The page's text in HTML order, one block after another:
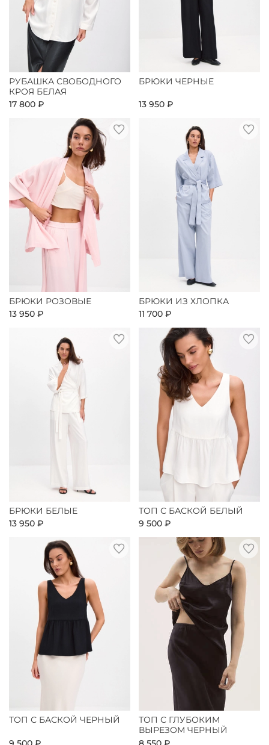
РУБАШКА СВОБОДНОГО
КРОЯ БЕЛАЯ
17 800 ₽
БРЮКИ ЧЕРНЫЕ
13 950 ₽
БРЮКИ РОЗОВЫЕ
13 950 ₽
БРЮКИ ИЗ ХЛОПКА
11 700 ₽
БРЮКИ БЕЛЫЕ
13 950 ₽
ТОП С БАСКОЙ БЕЛЫЙ
9 500 ₽
ТОП С БАСКОЙ ЧЕРНЫЙ
ТОП С ГЛУБОКИМ
ВЫРЕЗОМ ЧЕРНЫЙ